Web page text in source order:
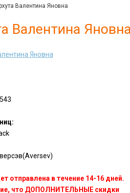
Валентина Яновна
Валентина Яновна
Яновна
отправлена в течение 14-16 дней.
что ДОПОЛНИТЕЛЬНЫЕ скидки